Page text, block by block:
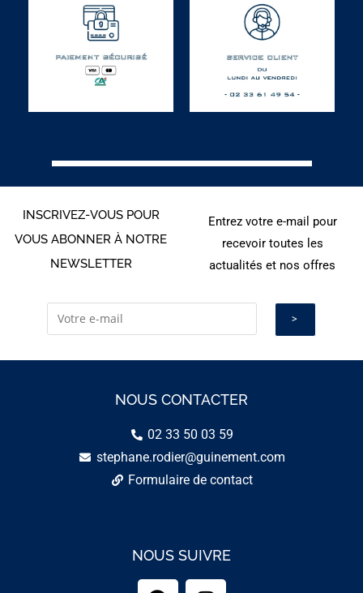
INSCRIVEZ-VOUS POUR
VOUS ABONNER À NOTRE
NEWSLETTER
Entrez votre e-mail pour
recevoir toutes les
actualités et nos offres
NOUS CONTACTER
02 33 50 03 59
stephane.rodier@guinement.com
Formulaire de contact
NOUS SUIVRE